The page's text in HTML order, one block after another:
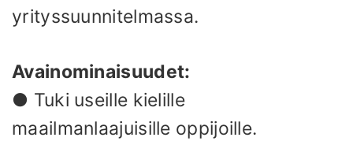
yrityssuunnitelmassa.
Avainominaisuudet:
● Tuki useille kielille
maailmanlaajuisille oppijoille.